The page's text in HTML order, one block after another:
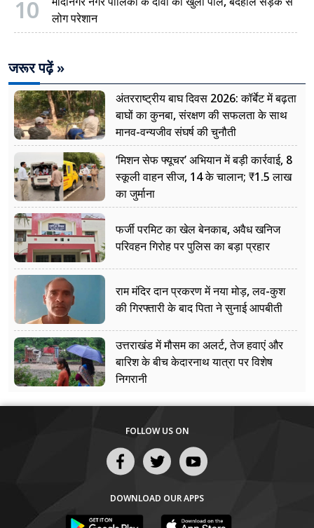
10
लोग परेशान
जरूर पढ़ें »
अंतरराष्ट्रीय बाघ दिवस 2026: कॉर्बेट में बढ़ता
बाघों का कुनबा, संरक्षण की सफलता के साथ
मानव-वन्यजीव संघर्ष की चुनौती
‘मिशन सेफ फ्यूचर’ अभियान में बड़ी कार्रवाई, 8
स्कूली वाहन सीज, 14 के चालान; ₹1.5 लाख
का जुर्माना
फर्जी परमिट का खेल बेनकाब, अवैध खनिज
परिवहन गिरोह पर पुलिस का बड़ा प्रहार
राम मंदिर दान प्रकरण में नया मोड़, लव-कुश
की गिरफ्तारी के बाद पिता ने सुनाई आपबीती
उत्तराखंड में मौसम का अलर्ट, तेज हवाएं और
बारिश के बीच केदारनाथ यात्रा पर विशेष
निगरानी
FOLLOW US ON
DOWNLOAD OUR APPS